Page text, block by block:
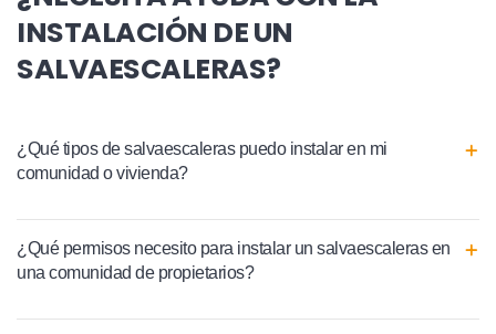
INSTALACIÓN DE UN
SALVAESCALERAS?
¿Qué tipos de salvaescaleras puedo instalar en mi
comunidad o vivienda?
¿Qué permisos necesito para instalar un salvaescaleras en
una comunidad de propietarios?